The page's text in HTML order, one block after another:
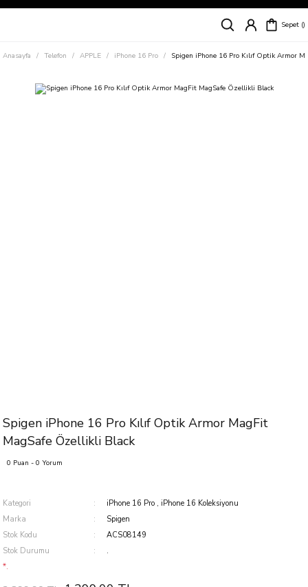
Siparişleriniz
Süper İndirimli Fiyatlar
Sepet
Anasayfa Telefon APPLE iPhone 16 Pro Spigen iPhone 16 Pro Kılıf Optik Armor
Spigen iPhone 16 Pro Kılıf Optik Armor MagFit
MagSafe Özellikli Black
0 Puan - 0 Yorum
Kategori iPhone 16 Pro , iPhone 16 Koleksiyonu
Marka
Spigen
Stok Kodu
ACS08149
Stok Durumu
.
*.